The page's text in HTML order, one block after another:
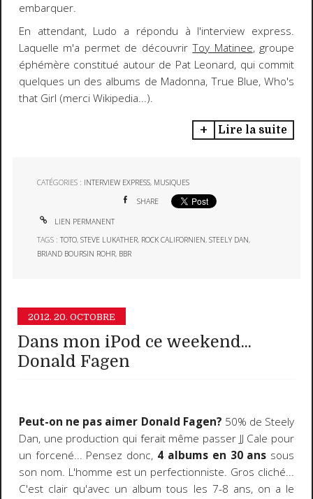
embarquer.
En attendant, Ludo a répondu à l'interview express.
Laquelle m'a permet de découvrirToy Matinee, groupe
éphémère constitué autour de Pat Leonard, qui commit
quelques un des albums de Madonna, True Blue, Who's
that Girl (merci Wikipedia...).
Lire la suite
CATÉGORIES : INTERVIEW EXPRESS, MUSIQUES
SHARE
LIEN PERMANENT
TAGS :TOTO,STEVE LUKATHER, ROCK CALIFORNIEN,STEELY DAN,
BRIAND BOURSIN ROHR, BBR
2012. 20. OCTOBRE
Dans mon iPod ce weekend...
Donald Fagen
Peut-on ne pas aimer Donald Fagen? 50% de Steely
Dan, une production qui ferait même passer JJ Cale pour
un forcené... Pensez donc, 4 albums en 30 ans sous
son nom. L'homme est un perfectionniste. Gros cliché...
C'est clair qu'avec un album tous les 7-8 ans, on a le